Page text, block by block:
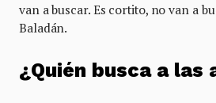
van a buscar. Es cortito, no van a
Baladán.
¿Quién busca a las